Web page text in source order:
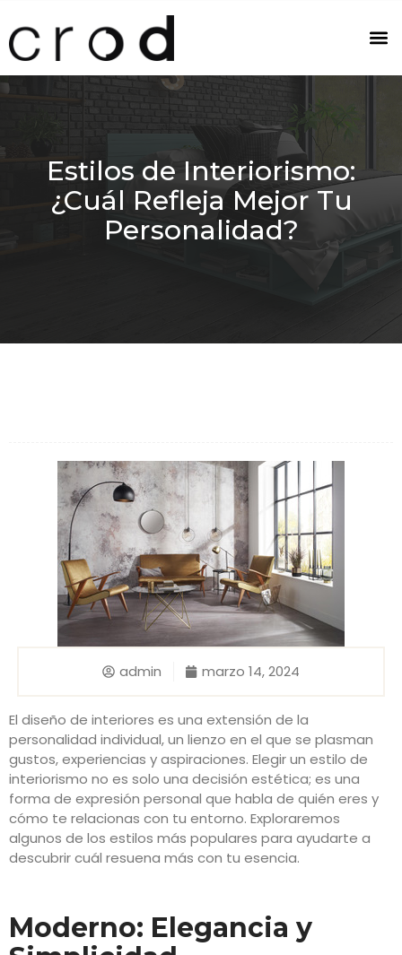
Estilos de Interiorismo:
¿Cuál Refleja Mejor Tu
Personalidad?
admin marzo 14, 2024
El diseño de interiores es una extensión de la
personalidad individual, un lienzo en el que se plasman
gustos, experiencias y aspiraciones. Elegir un estilo de
interiorismo no es solo una decisión estética; es una
forma de expresión personal que habla de quién eres y
cómo te relacionas con tu entorno. Exploraremos
algunos de los estilos más populares para ayudarte a
descubrir cuál resuena más con tu esencia.
Moderno: Elegancia y